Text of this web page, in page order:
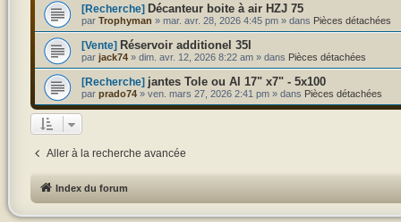
[Recherche] Décanteur boite à air HZJ 75
par Trophyman » mar. avr. 28, 2026 4:45 pm» dans Pièces détachées
[Vente] Réservoir additionel 35l
par jack74» dim. avr. 12, 2026 8:22 am» dans Pièces détachées
[Recherche] jantes Tole ou Al 17" x7" - 5x100
par prado74» ven. mars 27, 2026 2:41 pm» dans Pièces détachées
Aller à la recherche avancée
Index du forum